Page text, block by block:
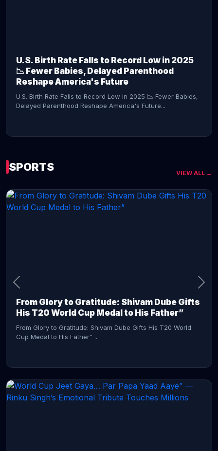
U.S. Birth Rate Falls to Record Low in 2025
📉 Fewer Babies, Delayed Parenthood
Reshape America's Future
U.S. Birth Rate Falls to Record Low in 2025 📉 Fewer Babies,
Delayed Parenthood Reshape America's Future...
SPORTS VIEW ALL →
From Glory to Gratitude: Shivam Dube Gifts
His T20 World Cup Medal to His Father”
From Glory to Gratitude: Shivam Dube Gifts His T20 World
Cup Medal to His Father” ...